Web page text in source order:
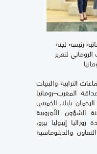
رئيسة لجنة
لتعزيز
الترابية والبنيات
المغرب–رومانيا
بليلا، الخميس
الشؤون الأوروبية
إيبوليا بيرو،
والدبلوماسية